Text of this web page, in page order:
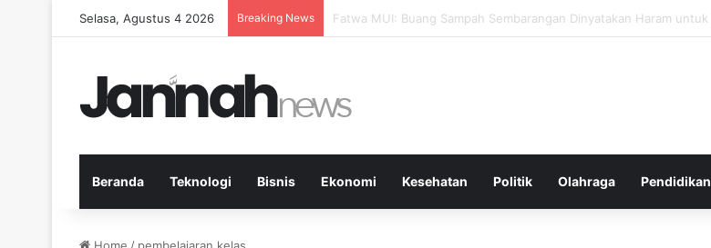
Selasa, Agustus 4 2026 Breaking News Pep Guardiola Bergembira Memiliki John Stones Kembali di Timnya
Beranda Teknologi Bisnis Ekonomi Kesehatan Politik Olahraga Pendidikan